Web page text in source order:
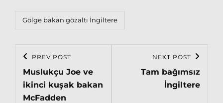
Tags,
Gölge bakan gözaltı İngiltere
Post
navigation
Previous
Post
PREV POST
Muslukçu Joe ve
ikinci kuşak bakan
McFadden
NEXT POST
Tam bağımsız
İngiltere